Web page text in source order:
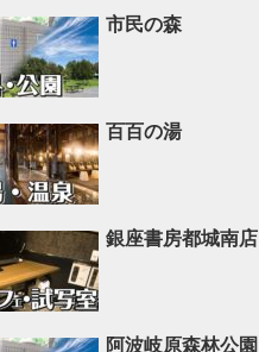
市民の森
百百の湯
銀座書房都城南店
阿波岐原森林公園